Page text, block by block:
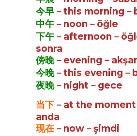
今早 －this morning－
中午 －noon－öğle
下午 －afternoon－
sonra
傍晚－evening－
今晚－this evening－
夜晚－night－gece
当下 －at the moment
anda
现在 －now－şimdi